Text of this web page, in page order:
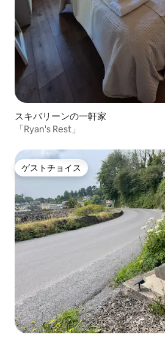
スキバリーンの一軒家
「Ryan's Rest」
ゲストチョイス
ゲストチョイス